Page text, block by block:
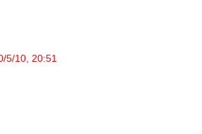
5/10, 20:51